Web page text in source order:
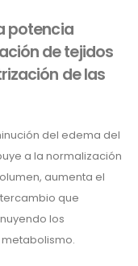
potencia
de tejidos
de las
del edema del
a la normalización
aumenta el
que
los